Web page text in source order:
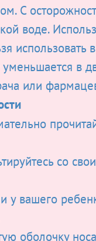
С
воде.
в
или
со
вашего
оболочку